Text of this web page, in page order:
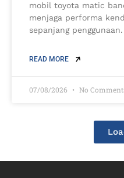
mobil toyota matic
menjaga performa
sepanjang
READ MORE
07/08/2026 No